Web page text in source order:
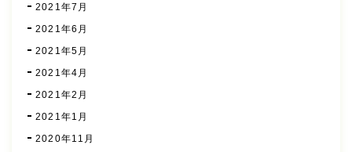
2021年7月
2021年6月
2021年5月
2021年4月
2021年2月
2021年1月
2020年11月